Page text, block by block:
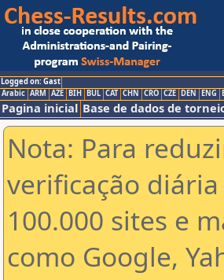
Logged on: Gast
Arabic ARM AZE BIH BUL CAT CHN CRO CZE DEN ENG
Pagina inicial Base de dados de
Nota: Para
verificação
100.000 sites e
como Google,